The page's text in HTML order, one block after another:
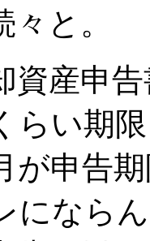
と。
資産申
らい期
が申告
になら